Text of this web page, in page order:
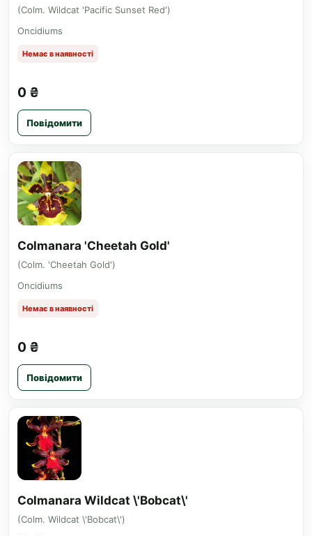
(Colm. Wildcat 'Pacific Sunset Red')
Oncidiums
Немає в наявності
0 ₴
Повідомити
Colmanara 'Cheetah Gold'
(Colm. 'Cheetah Gold')
Oncidiums
Немає в наявності
0 ₴
Повідомити
Colmanara Wildcat \'Bobcat\'
(Colm. Wildcat \'Bobcat\')